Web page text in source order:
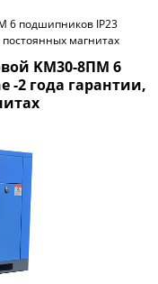
6 подшипников IP23
магнитах
KM30-8ПМ 6
-2 года гарантии,